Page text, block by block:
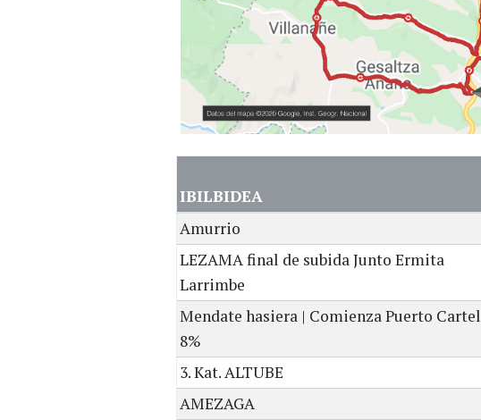
IBILBIDEA
Amurrio
LEZAMA final de subida Junto Ermita
Larrimbe
Mendate hasiera | Comienza Puerto Cartel
8%
3. Kat. ALTUBE
AMEZAGA